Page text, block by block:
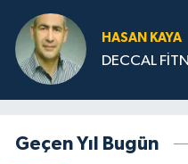
HASAN KAYA
DECCAL
Geçen Yıl Bugün